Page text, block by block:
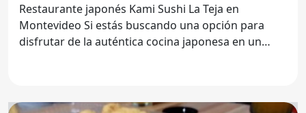
Restaurante japonés Kami Sushi La Teja en
Montevideo Si estás buscando una opción para
disfrutar de la auténtica cocina japonesa en un